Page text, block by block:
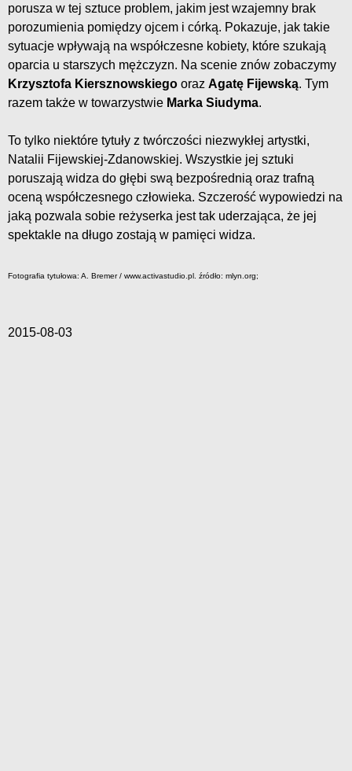
porusza w tej sztuce problem, jakim jest wzajemny brak
porozumienia pomiędzy ojcem i córką. Pokazuje, jak takie
sytuacje wpływają na współczesne kobiety, które szukają
oparcia u starszych mężczyzn. Na scenie znów zobaczymy
Krzysztofa Kiersznowskiego oraz Agatę Fijewską. Tym
razem także w towarzystwie Marka Siudyma.
To tylko niektóre tytuły z twórczości niezwykłej artystki,
Natalii Fijewskiej-Zdanowskiej. Wszystkie jej sztuki
poruszają widza do głębi swą bezpośrednią oraz trafną
oceną współczesnego człowieka. Szczerość wypowiedzi na
jaką pozwala sobie reżyserka jest tak uderzająca, że jej
spektakle na długo zostają w pamięci widza.
Fotografia tytułowa: A. Bremer / www.activastudio.pl. źródło: mlyn.org;
2015-08-03